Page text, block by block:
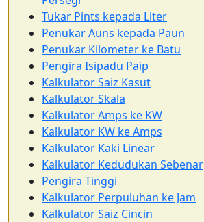
Tukar Pints kepada Liter
Penukar Auns kepada Paun
Penukar Kilometer ke Batu
Pengira Isipadu Paip
Kalkulator Saiz Kasut
Kalkulator Skala
Kalkulator Amps ke KW
Kalkulator KW ke Amps
Kalkulator Kaki Linear
Kalkulator Kedudukan Sebenar
Pengira Tinggi
Kalkulator Perpuluhan ke Jam
Kalkulator Saiz Cincin